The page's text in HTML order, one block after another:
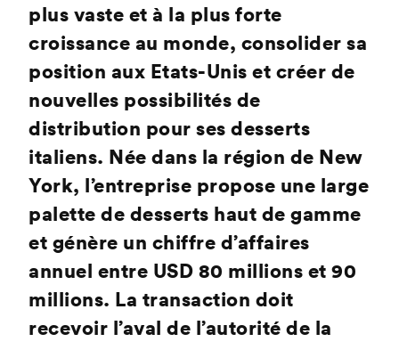
plus vaste et à la plus forte
croissance au monde, consolider sa
position aux Etats-Unis et créer de
nouvelles possibilités de
distribution pour ses desserts
italiens. Née dans la région de New
York, l’entreprise propose une large
palette de desserts haut de gamme
et génère un chiffre d’affaires
annuel entre USD 80 millions et 90
millions. La transaction doit
recevoir l’aval de l’autorité de la